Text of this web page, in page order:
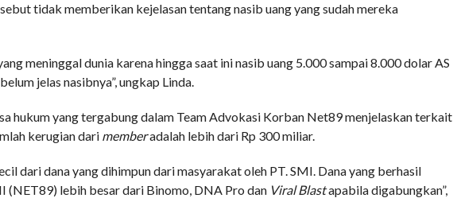
tidak memberikan kejelasan tentang nasib uang yang sudah mereka
meninggal dunia karena hingga saat ini nasib uang 5.000 sampai 8.000 dolar AS
jelas nasibnya”, ungkap Linda.
hukum yang tergabung dalam Team Advokasi Korban Net89 menjelaskan terkait
kerugian dari memberadalah lebih dari Rp 300 miliar.
dari dana yang dihimpun dari masyarakat oleh PT. SMI. Dana yang berhasil
(NET89) lebih besar dari Binomo, DNA Pro dan Viral Blastapabila digabungkan”,